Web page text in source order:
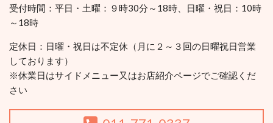
受付時間：平日・土曜：９時30分～18時、日曜・祝日：10時
～18時
定休日： 日曜・祝日は不定休（月に２～３回の日曜祝日営業
しております）
※休業日はサイドメニュー又はお店紹介ページでご確認くだ
さい